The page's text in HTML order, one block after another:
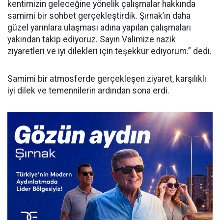
kentimizin geleceğine yönelik çalışmalar hakkında
samimi bir sohbet gerçekleştirdik. Şırnak’ın daha
güzel yarınlara ulaşması adına yapılan çalışmaları
yakından takip ediyoruz. Sayın Valimize nazik
ziyaretleri ve iyi dilekleri için teşekkür ediyorum.” dedi.
Samimi bir atmosferde gerçekleşen ziyaret, karşılıklı
iyi dilek ve temennilerin ardından sona erdi.